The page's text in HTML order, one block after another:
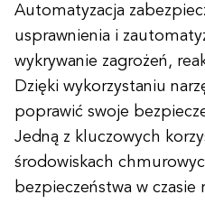
Automatyzacja
usprawnienia i
wykrywanie zagrożeń,
Dzięki wykorzystaniu
poprawić swoje
Jedną z kluczowych
środowiskach
bezpieczeństwa w